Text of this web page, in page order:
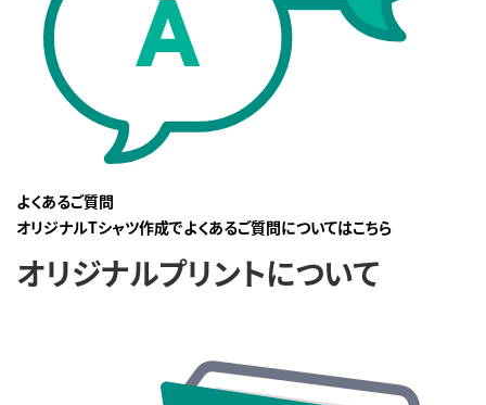
よくあるご質問
オリジナルTシャツ作成でよくあるご質問についてはこちら
オリジナルプリントについて